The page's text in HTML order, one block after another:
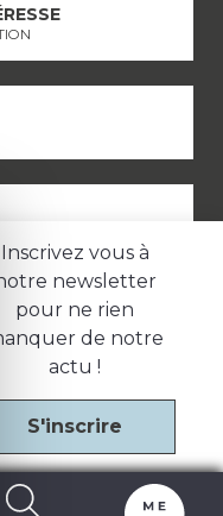
Inscrivez vous à
newsletter
pour ne rien
de notre
actu !
S'inscrire